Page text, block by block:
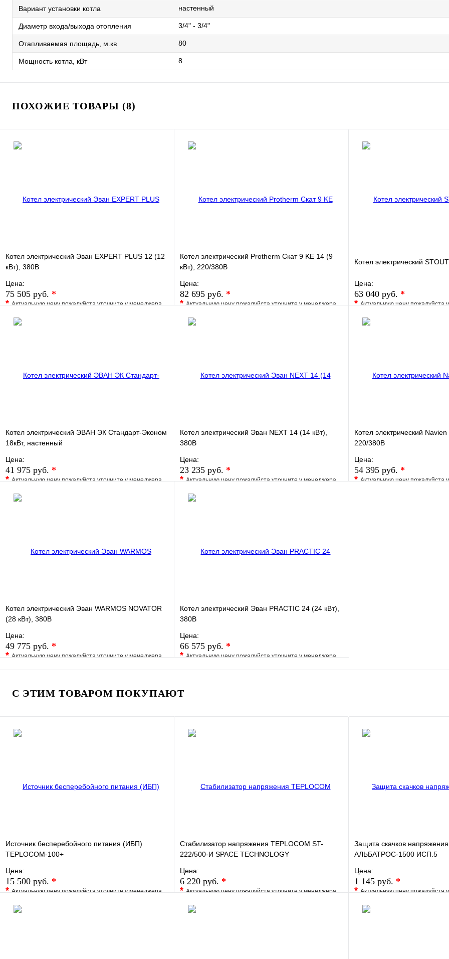
Вариант установки котла настенный
Диаметр входа/выхода отопления 3/4" - 3/4"
Отапливаемая площадь, м.кв 80
Мощность котла, кВт 8
ПОХОЖИЕ ТОВАРЫ (8)
Котел электрический Эван EXPERT PLUS 12 (12
кВт), 380В
Цена:
75 505 руб. *
*Актуальную цену пожалуйста уточните у менеджера
В избранное
Котел электрический Protherm Скат 9 KE 14 (9
кВт), 220/380В
Цена:
82 695 руб. *
*Актуальную цену пожалуйста уточните у менеджера
В избранное
Котел электрический
Цена:
63 040 руб. *
*Актуальную цену пожалуйста
В избранное
Котел электрический ЭВАН ЭК Стандарт-Эконом
18кВт, настенный
Цена:
41 975 руб. *
*Актуальную цену пожалуйста уточните у менеджера
В избранное
Котел электрический Эван NEXT 14 (14 кВт),
380В
Цена:
23 235 руб. *
*Актуальную цену пожалуйста уточните у менеджера
В избранное
Котел электрический
220/380В
Цена:
54 395 руб. *
*Актуальную цену пожалуйста
Котел электрический Эван WARMOS NOVATOR
(28 кВт), 380В
Цена:
49 775 руб. *
*Актуальную цену пожалуйста уточните у менеджера
В избранное Сравнение
В корзину
Котел электрический Эван PRACTIC 24 (24 кВт),
380В
Цена:
66 575 руб. *
*Актуальную цену пожалуйста уточните у менеджера
В избранное Сравнение
В корзину
С ЭТИМ ТОВАРОМ ПОКУПАЮТ
Источник бесперебойного питания (ИБП)
TEPLOCOM-100+
Цена:
15 500 руб. *
*Актуальную цену пожалуйста уточните у менеджера
В избранное
Стабилизатор напряжения TEPLOCOM ST-
222/500-И SPACE TECHNOLOGY
Цена:
6 220 руб. *
*Актуальную цену пожалуйста уточните у менеджера
В избранное
Защита скачков
АЛЬБАТРОС-1500 ИСП.5
Цена:
1 145 руб. *
*Актуальную цену пожалуйста
В избранное